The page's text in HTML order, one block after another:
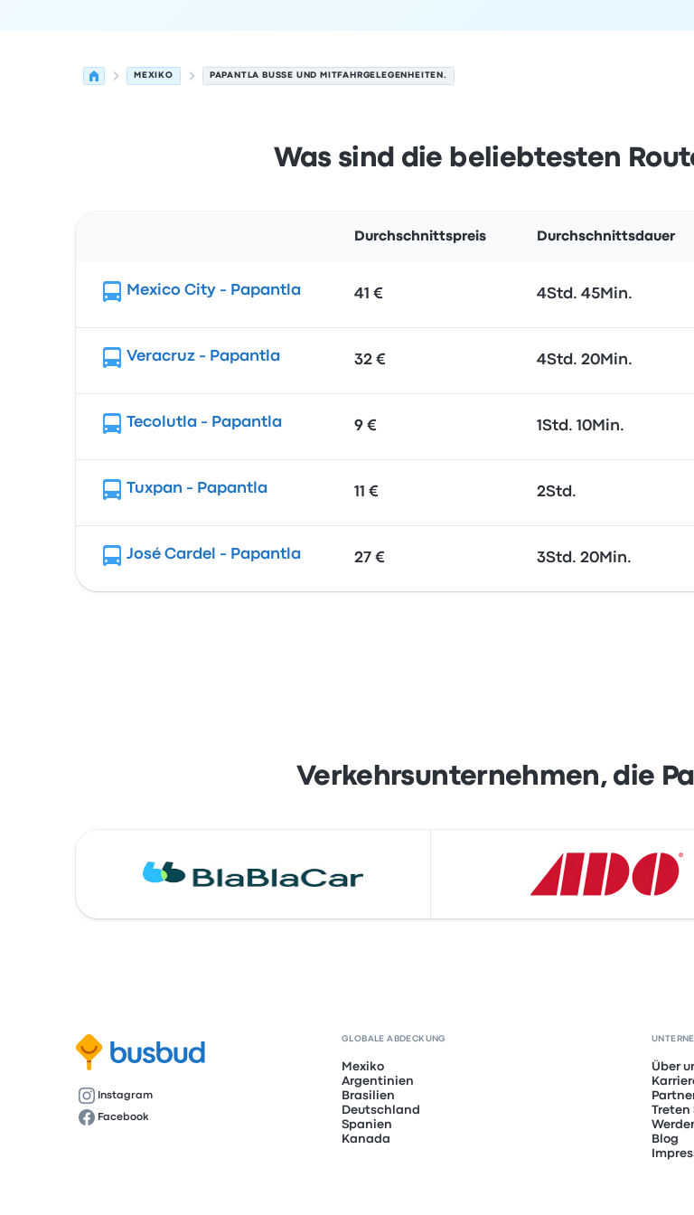
MEXIKO PAPANTLA BUSSE UND MITFAHRGELEGENHEITEN.
Was sind die beliebtesten
Durchschnittspreis Durchschnittsdauer
Mexico City - Papantla 41 € 4Std. 45Min.
Veracruz - Papantla 32 € 4Std. 20Min.
Tecolutla - Papantla 9 € 1Std. 10Min.
Tuxpan - Papantla 11 € 2Std.
José Cardel - Papantla 27 € 3Std. 20Min.
Verkehrsunternehmen, die
Instagram
Facebook
GLOBALE ABDECKUNG
Mexiko
Argentinien
Brasilien
Deutschland
Spanien
Kanada
Über
Treten
Blog